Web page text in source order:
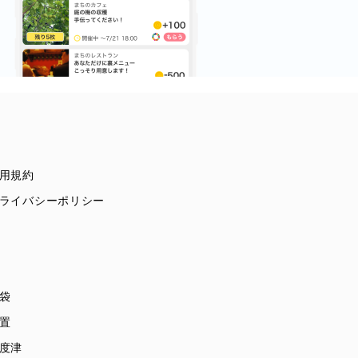
規約
イバシーポリシー
津